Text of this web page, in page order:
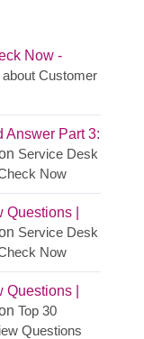
Now -
Customer
Answer Part 3:
Service Desk
Now
|
Service Desk
Now
|
Top 30
Questions